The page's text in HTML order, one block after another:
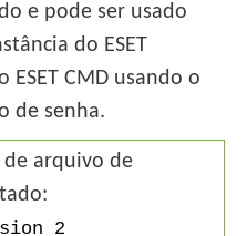
e pode ser usado
do ESET
CMD usando o
de senha.
arquivo de
2